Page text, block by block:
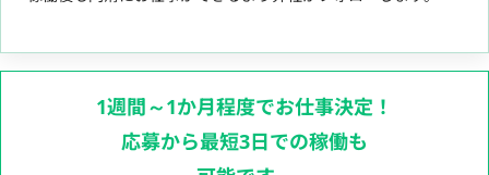
1週間～1か月程度でお仕事決定！
応募から最短3日での稼働も